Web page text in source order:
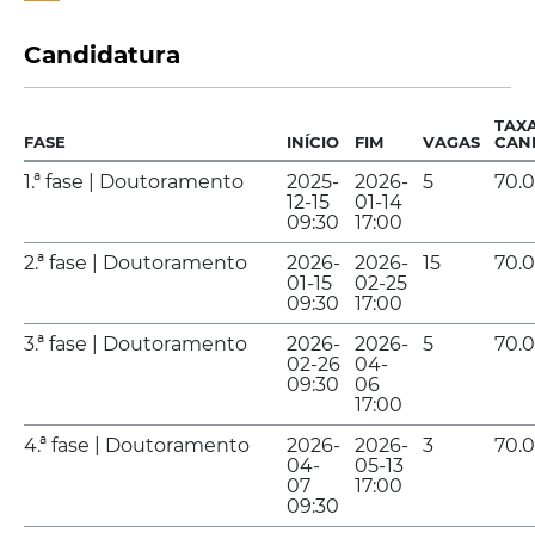
Candidatura
FASE INÍCIO FIM VAGAS
1.ª fase | Doutoramento
2025-
12-15
09:30
2026-
01-14
17:00
5
2.ª fase | Doutoramento
2026-
01-15
09:30
2026-
02-25
17:00
15
3.ª fase | Doutoramento
2026-
02-26
09:30
2026-
04-
06
17:00
5
4.ª fase | Doutoramento
2026-
04-
07
09:30
2026-
05-13
17:00
3